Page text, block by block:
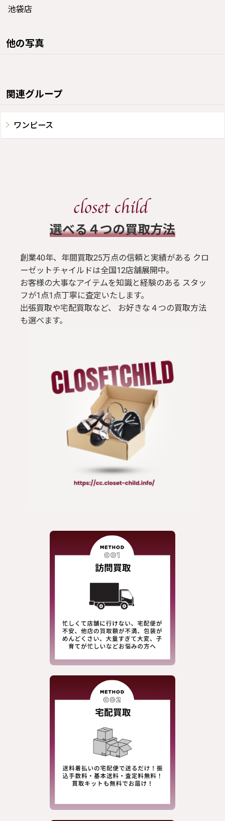
池袋店
他の写真
関連グループ
ワンピース
​選べる４つの買取方法
創業40年、年間買取25万点の信頼と実績がある クロ
ーゼットチャイルドは全国12店舗展開中。
お客様の大事なアイテムを知識と経験のある スタッ
フが1点1点丁寧に査定いたします。
出張買取や宅配買取など、 お好きな４つの買取方法
も選べます。